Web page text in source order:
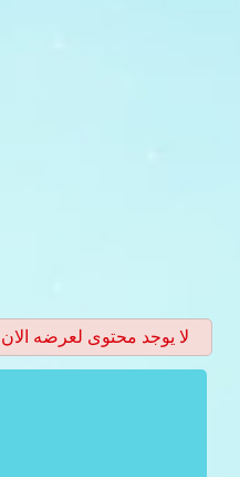
لا يوجد محتوى لعرضه الان